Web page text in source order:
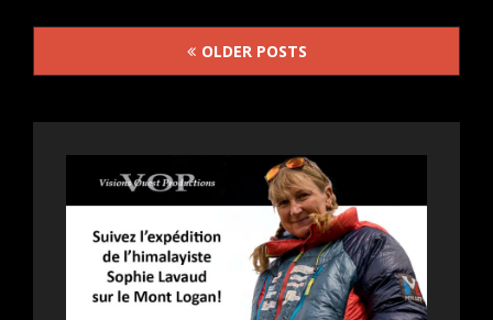
DE
PAUL
PRÉSENTÉ
VANCOUVER
LE
26
AOÛT
Posts
OLDER POSTS